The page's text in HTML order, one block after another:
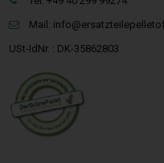
Mail:
USt-IdNr. : DK-35862803